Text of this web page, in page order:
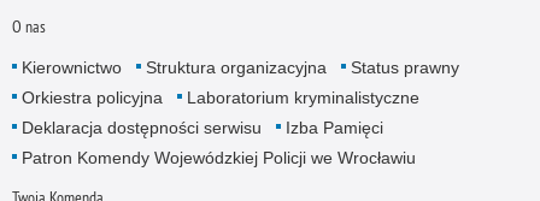
O nas
Kierownictwo Struktura organizacyjna
Status prawny
Orkiestra policyjna
Laboratorium kryminalistyczne
Deklaracja dostępności serwisu
Izba Pamięci
Patron Komendy Wojewódzkiej Policji we Wrocławiu